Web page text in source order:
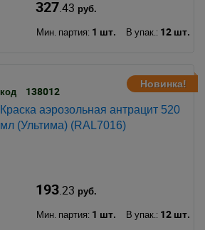
327.43 руб.
Мин. партия: 1 шт. В упак.: 12 шт.
Новинка!
код 138012
Краска аэрозольная антрацит 520
мл (Ультима) (RAL7016)
193.23 руб.
Мин. партия: 1 шт. В упак.: 12 шт.